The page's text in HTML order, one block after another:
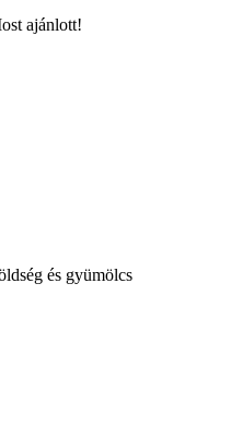
ajánlott!
és gyümölcs